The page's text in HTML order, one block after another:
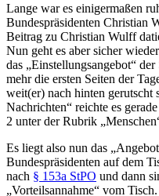
Lange war es einigermaßen
Bundespräsidenten Christian
Beitrag zu Christian Wulff
Nun geht es aber sicher
das „Einstellungsangebot“
mehr die ersten Seiten der
weit(er) nach hinten gerutscht
Nachrichten“ reichte es
2 unter der Rubrik
Es liegt also nun das
Bundespräsidenten auf dem
nach § 153a StPO und dann
„Vorteilsannahme“ vom